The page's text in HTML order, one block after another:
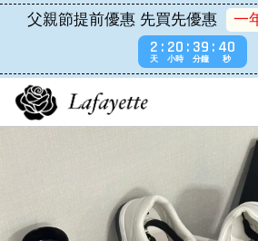
父親節提前優惠 先買先優惠
一
2
天
20
小時
39
分鐘
39
秒